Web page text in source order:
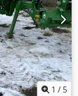
1 / 5